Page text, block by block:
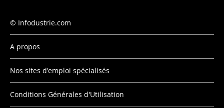
Infodustrie.com
A propos
Nos sites d'emploi spécialisés
Conditions Générales d'Utilisation